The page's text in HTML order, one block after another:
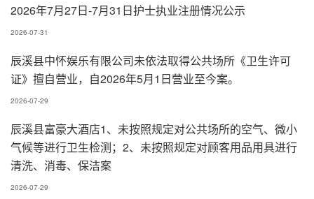
2026年7月27日-7月31日护士执业注册情况公示
2026-07-31
辰溪县中怀娱乐有限公司未依法取得公共场所《卫生许可
证》擅自营业，自2026年5月1日营业至今案。
2026-07-29
辰溪县富豪大酒店1、未按照规定对公共场所的空气、微小
气候等进行卫生检测；2、未按照规定对顾客用品用具进行
清洗、消毒、保洁案
2026-07-29